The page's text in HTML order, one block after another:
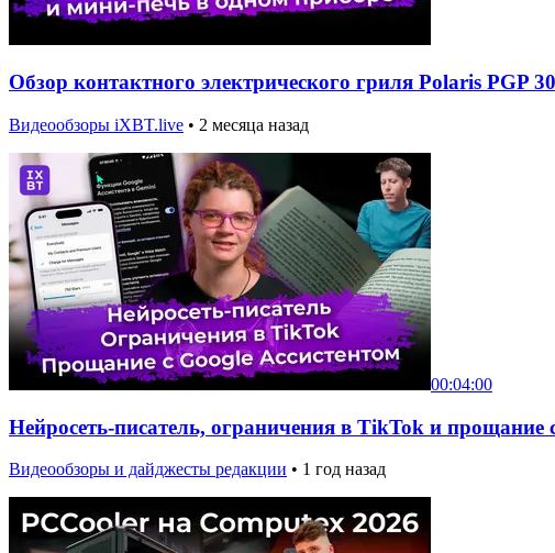
Обзор контактного электрического гриля Polaris PGP
Видеообзоры iXBT.live • 2 месяца назад
00:04:00
Нейросеть-писатель, ограничения в TikTok и прощание
Видеообзоры и дайджесты редакции • 1 год назад